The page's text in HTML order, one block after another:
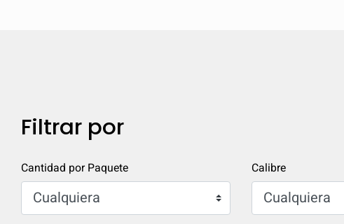
Filtrar por
Cantidad por Paquete Calibre